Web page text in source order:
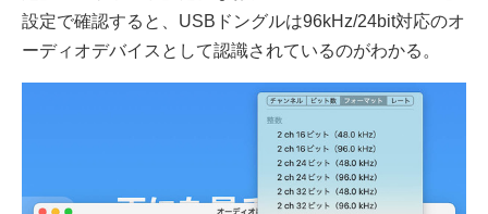
設定で確認すると、USBドングルは96kHz/24bit対応のオ
ーディオデバイスとして認識されているのがわかる。